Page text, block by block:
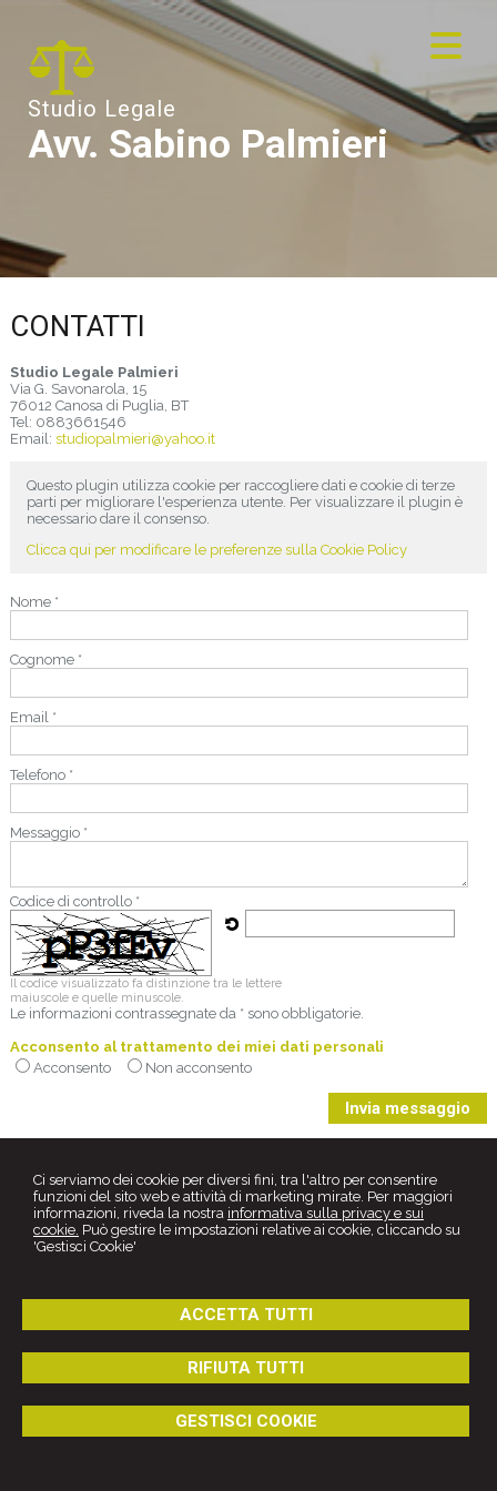
Ci serviamo dei cookie per diversi fini, tra l'altro per consentire
funzioni del sito web e attività di marketing mirate. Per maggiori
informazioni, riveda la nostra informativa sulla privacy e sui
cookie. Può gestire le impostazioni relative ai cookie, cliccando su
'Gestisci Cookie'
ACCETTA TUTTI
RIFIUTA TUTTI
GESTISCI COOKIE
Studio Legale
Avv. Sabino Palmieri
CONTATTI
Studio Legale Palmieri
Via G. Savonarola, 15
76012 Canosa di Puglia, BT
Tel: 0883661546
Email: studiopalmieri@yahoo.it
Questo plugin utilizza cookie per raccogliere dati e cookie di terze
parti per migliorare l'esperienza utente. Per visualizzare il plugin è
necessario dare il consenso.
Clicca qui per modificare le preferenze sulla Cookie Policy
Nome *
Cognome *
Email *
Telefono *
Messaggio *
Codice di controllo *
Il codice visualizzato fa distinzione tra le lettere
maiuscole e quelle minuscole.
Le informazioni contrassegnate da * sono obbligatorie.
Acconsento al trattamento dei miei dati personali
Acconsento
Non acconsento
Avv. Sabino Palmieri
Tel.0883661546
© 2026 Copyright Studio Palmieri. Tutti i diritti riservati | P.IVA
04296020722 |Gestisci Cookie-Sitemap-Privacy-Cookie policy-